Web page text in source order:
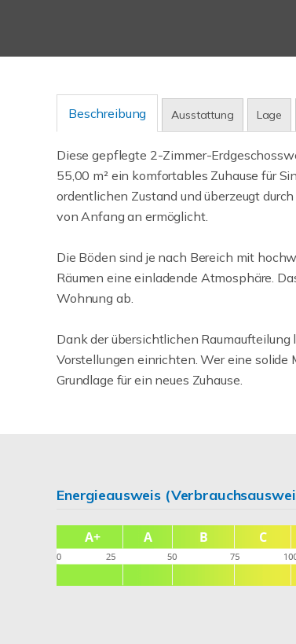
Beschreibung Ausstattung Lage
Diese gepflegte 2-Zimmer-
55,00 m² ein komfortables Zuhause für
ordentlichen Zustand und überzeugt
von Anfang an ermöglicht.
Die Böden sind je nach Bereich mit
Räumen eine einladende Atmosphäre.
Wohnung ab.
Dank der übersichtlichen
Vorstellungen einrichten. Wer eine
Grundlage für ein neues Zuhause.
Energieausweis